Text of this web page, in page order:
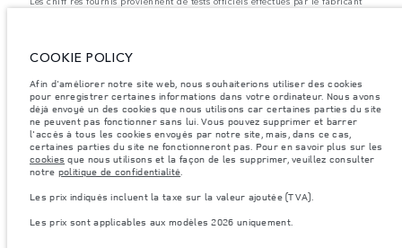
configurateur peuvent varier d'un marché à l'autre et ne comprennent pas
la disponibilité et les prix.
Les poids indiqués correspondent à des spécifications de véhicule standard.
Les accessoires et autres éléments montés après le point de fabrication
affecteront la charge utile. Assurez-vous que le poids total en charge du
véhicule, les charges maximales par essieu et la charge utile ne sont pas
dépassés lorsque vous chargez des accessoires, des occupants, des liquides
et des carburants.
mondiale de semi-conducteurs affecte actuellement les spécifications de
construction. Cette situation s’avère très fluctuante, et par conséquent, les
COOKIE POLICY
Afin d'améliorer notre site web, nous souhaiterions utiliser des cookies
pour enregistrer certaines informations dans votre ordinateur. Nous avons
déjà envoyé un des cookies que nous utilisons car certaines parties du site
ne peuvent pas fonctionner sans lui. Vous pouvez supprimer et barrer
l'accès à tous les cookies envoyés par notre site, mais, dans ce cas,
certaines parties du site ne fonctionneront pas. Pour en savoir plus sur les
cookies que nous utilisons et la façon de les supprimer, veuillez consulter
notre politique de confidentialité.
Les prix indiqués incluent la taxe sur la valeur ajoutée (TVA).
Les prix sont applicables aux modèles 2026 uniquement.